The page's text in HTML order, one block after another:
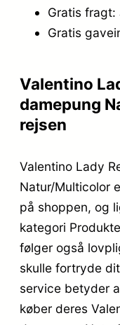
Gratis fragt:
Gratis
Valentino
damepung
rejsen
Valentino Lady
Natur/Multicolor
på shoppen, og
kategori
følger også
skulle fortryde
service betyder
køber deres